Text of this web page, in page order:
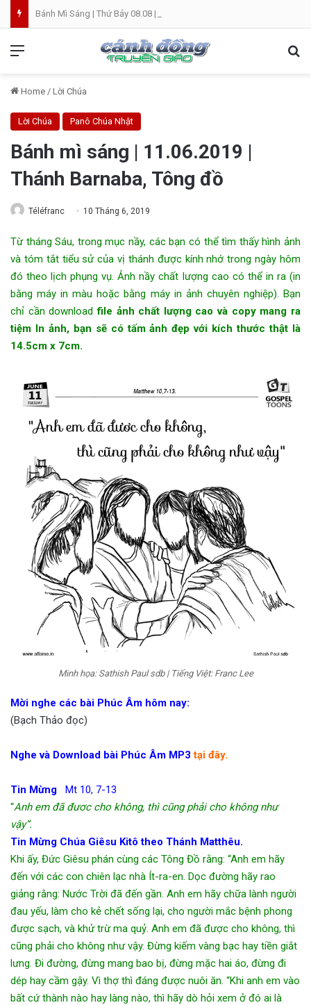
Bánh Mì Sáng | Thứ Bảy 08.08 | Thánh Đaminh, Linh mục
Home / Lời Chúa
Lời Chúa Panô Chúa Nhật
Bánh mì sáng | 11.06.2019 |
Thánh Barnaba, Tông đồ
Téléfranc 10 Tháng 6, 2019
Từ tháng Sáu, trong mục nầy, các bạn có thể tìm thấy hình ảnh
và tóm tắt tiểu sử của vị thánh được kính nhớ trong ngày hôm
đó theo lịch phụng vụ. Ảnh nầy chất lượng cao có thể in ra (in
bằng máy in màu hoặc bằng máy in ảnh chuyên nghiệp). Bạn
chỉ cần downloadfile ảnh chất lượng cao và copy mang ra
tiệm In ảnh, bạn sẽ có tấm ảnh đẹp với kích thước thật là
14.5cm x 7cm.
Minh họa: Sathish Paul sdb | Tiếng Việt: Franc Lee
Mời nghe các bài Phúc Âm hôm nay:
(Bạch Thảo đọc)
Nghe và Download bài Phúc Âm MP3 tại đây.
Tin Mừng Mt 10, 7-13
“Anh em đã đươc cho không, thì cũng phải cho không như
vậy”.
Tin Mừng Chúa Giêsu Kitô theo Thánh Matthêu.
Khi ấy, Đức Giêsu phán cùng các Tông Đồ rằng: “Anh em hãy
đến với các con chiên lạc nhà Ít-ra-en. Dọc đường hãy rao
giảng rằng: Nước Trời đã đến gần. Anh em hãy chữa lành người
đau yếu, làm cho kẻ chết sống lại, cho người mắc bệnh phong
được sạch, và khử trừ ma quỷ. Anh em đã được cho không, thì
cũng phải cho không như vậy. Đừng kiếm vàng bạc hay tiền giắt
lưng. Đi đường, đừng mang bao bị, đừng mặc hai áo, đừng đi
dép hay cầm gậy. Vì thợ thì đáng được nuôi ăn. “Khi anh em vào
bất cứ thành nào hay làng nào, thì hãy dò hỏi xem ở đó ai là